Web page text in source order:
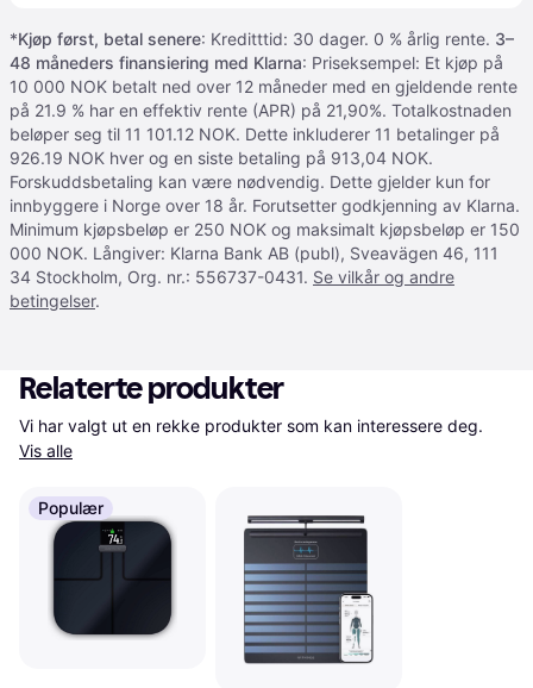
*Kjøp først, betal senere: Kreditttid: 30 dager. 0 % årlig rente. 3–
48 måneders finansiering med Klarna: Priseksempel: Et kjøp på
10 000 NOK betalt ned over 12 måneder med en gjeldende rente
på 21.9 % har en effektiv rente (APR) på 21,90%. Totalkostnaden
beløper seg til 11 101.12 NOK. Dette inkluderer 11 betalinger på
926.19 NOK hver og en siste betaling på 913,04 NOK.
Forskuddsbetaling kan være nødvendig. Dette gjelder kun for
innbyggere i Norge over 18 år. Forutsetter godkjenning av Klarna.
Minimum kjøpsbeløp er 250 NOK og maksimalt kjøpsbeløp er 150
000 NOK. Långiver: Klarna Bank AB (publ), Sveavägen 46, 111
34 Stockholm, Org. nr.: 556737-0431. Se vilkår og andre
betingelser.
Relaterte produkter
Vis alle
Populær